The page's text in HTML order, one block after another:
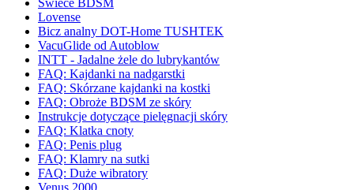
Świece BDSM
Lovense
Bicz analny DOT-Home TUSHTEK
VacuGlide od Autoblow
INTT - Jadalne żele do lubrykantów
FAQ: Kajdanki na nadgarstki
FAQ: Skórzane kajdanki na kostki
FAQ: Obroże BDSM ze skóry
Instrukcje dotyczące pielęgnacji skóry
FAQ: Klatka cnoty
FAQ: Penis plug
FAQ: Klamry na sutki
FAQ: Duże wibratory
Venus 2000